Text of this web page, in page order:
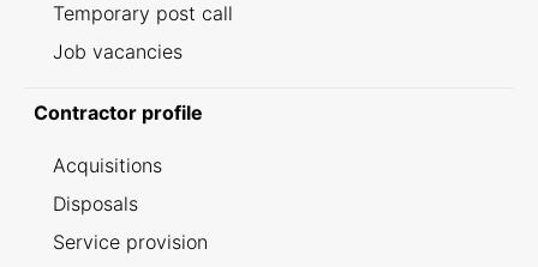
Temporary post call
Job vacancies
Contractor profile
Acquisitions
Disposals
Service provision